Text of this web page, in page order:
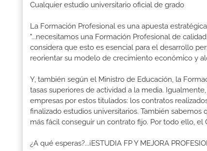
Cualquier estudio universitario oficial de grado
La Formación Profesional es una apuesta
"...necesitamos una Formación Profesional de
considera que esto es esencial para el desarrollo
reorientar su modelo de crecimiento económico y
Y, también según el Ministro de Educación, la
tasas superiores de actividad a la media.
empresas por estos titulados: los contratos
finalizado estudios universitarios. También
más fácil conseguir un contrato fijo. Por todo ello,
¿A qué esperas?...¡ESTUDIA FP Y MEJORA